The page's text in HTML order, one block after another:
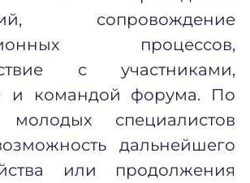
сопровождение
процессов,
с участниками,
и командой форума. По
специалистов
дальнейшего
или продолжения